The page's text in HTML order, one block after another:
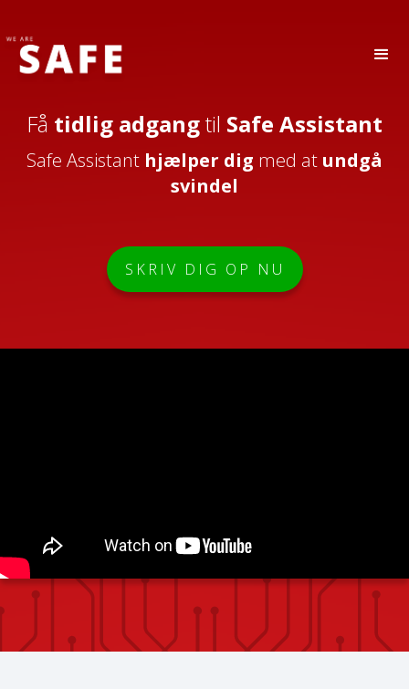
Få tidlig adgangtil Safe Assistant
Safe Assistant hjælper dig med at undgå
svindel
SKRIV DIG OP NU